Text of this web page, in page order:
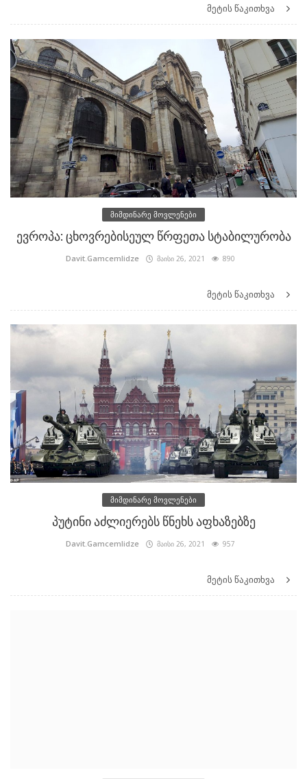
მეტის წაკითხვა
მიმდინარე მოვლენები
ევროპა: ცხოვრებისეულ წრფეთა სტაბილურობა
Davit.Gamcemlidze მაისი 26, 2021 890
მეტის წაკითხვა
მიმდინარე მოვლენები
პუტინი აძლიერებს წნეხს აფხაზებზე
Davit.Gamcemlidze მაისი 26, 2021 957
მეტის წაკითხვა